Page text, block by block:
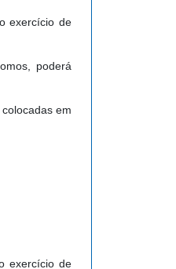
exercício de
poderá
em
exercício de